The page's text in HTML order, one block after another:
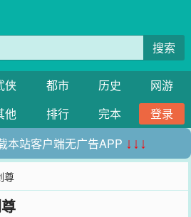
搜索
侠 都市 历史
网游
他 排行 完本
登录
本站客户端无广告APP ↓↓↓
尊